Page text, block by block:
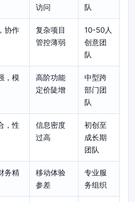
访问
队
协作
复杂项目
管控薄弱
10-50人
创意团
队
，模
高阶功能
定价陡增
中型跨
部门团
队
，性
信息密度
过高
初创至
成长期
团队
务精
移动体验
参差
专业服
务组织